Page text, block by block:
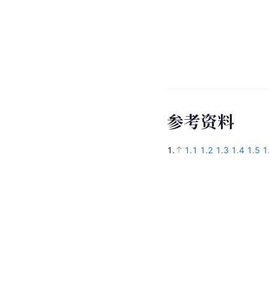
参考资料
1. 1.1 1.2 1.3 1.4 1.5